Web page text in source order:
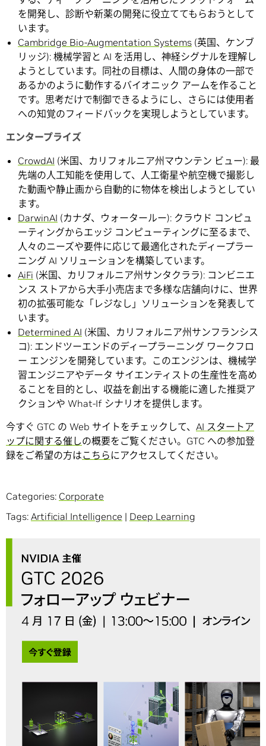
を開発し、診断や新薬の開発に役立ててもらおうとして
います。
Cambridge Bio-Augmentation Systems (英国、ケンブ
リッジ): 機械学習と AI を活用し、神経シグナルを理解し
ようとしています。同社の目標は、人間の身体の一部で
あるかのように動作するバイオニック アームを作ること
です。思考だけで制御できるようにし、さらには使用者
への知覚のフィードバックを実現しようとしています。
エンタープライズ
CrowdAI (米国、カリフォルニア州マウンテン ビュー): 最
先端の人工知能を使用して、人工衛星や航空機で撮影し
た動画や静止画から自動的に物体を検出しようとしてい
ます。
DarwinAI (カナダ、ウォータールー): クラウド コンピュ
ーティングからエッジ コンピューティングに至るまで、
人々のニーズや要件に応じて最適化されたディープラー
ニング AI ソリューションを構築しています。
AiFi (米国、カリフォルニア州サンタクララ): コンビニエ
ンス ストアから大手小売店まで多様な店舗向けに、世界
初の拡張可能な「レジなし」ソリューションを発表して
います。
Determined AI (米国、カリフォルニア州サンフランシス
コ): エンドツーエンドのディープラーニング ワークフロ
ー エンジンを開発しています。このエンジンは、機械学
習エンジニアやデータ サイエンティストの生産性を高め
ることを目的とし、収益を創出する機能に適した推奨ア
クションや What-If シナリオを提供します。
今すぐ GTC の Web サイトをチェックして、 AI スタートア
ップに関する催しの概要をご覧ください。GTC への参加登
録をご希望の方はこちら にアクセスしてください。
Categories: Corporate
Tags: Artificial Intelligence | Deep Learning